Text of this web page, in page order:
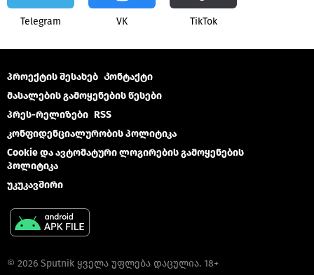
Telegram VK ТikТоk
პროექტის შესახებ Კონტაქტი
მასალების გამოყენების წესები
პრეს-რელიზები RSS
კონფიდენციალურობის პოლიტიკა
Cookie და ავტომატური ლოგირების გამოყენების
პოლიტიკა
უკუკავშირი
© 2026 Sputnik ყველა უფლება დაცულია. 18+